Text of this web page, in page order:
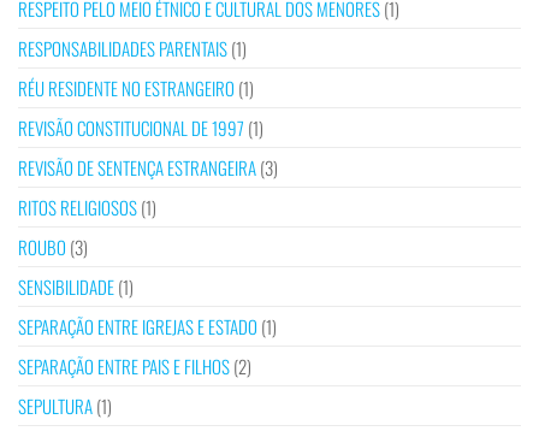
RESPEITO PELO MEIO ÉTNICO E CULTURAL DOS MENORES(1)
RESPONSABILIDADES PARENTAIS(1)
RÉU RESIDENTE NO ESTRANGEIRO (1)
REVISÃO CONSTITUCIONAL DE 1997 (1)
REVISÃO DE SENTENÇA ESTRANGEIRA(3)
RITOS RELIGIOSOS(1)
ROUBO (3)
SENSIBILIDADE(1)
SEPARAÇÃO ENTRE IGREJAS E ESTADO (1)
SEPARAÇÃO ENTRE PAIS E FILHOS(2)
SEPULTURA(1)